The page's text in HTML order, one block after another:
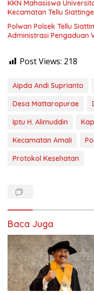
KKN Mahasiswa
Kecamatan Tellu Siattinge
Polwan Polsek Tellu
Administrasi Pengaduan
Post Views: 218
Aipda Andi Suprianto
Desa Mattaropurae
Iptu H. Alimuddin
Kecamatan Amali
Protokol Kesehatan
Baca Juga